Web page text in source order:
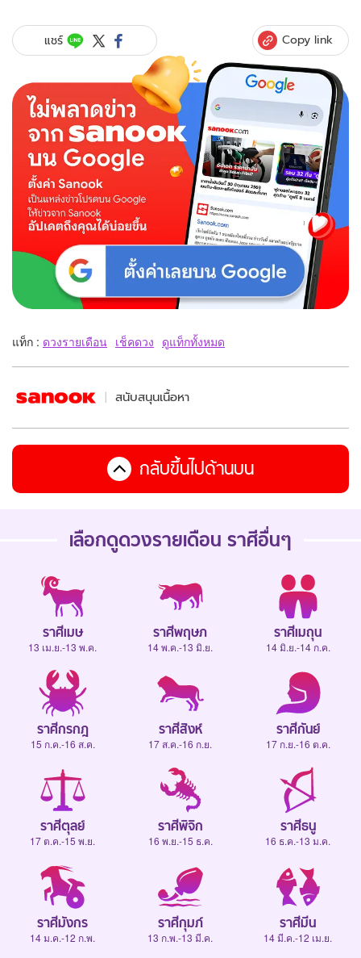
แชร์ Copy link
แท็ก : ดวงรายเดือน เช็คดวง ดูแท็กทั้งหมด
สนับสนุนเนื้อหา
กลับขึ้นไปด้านบน
เลือกดูดวงรายเดือน ราศีอื่นๆ
ราศีเมษ
13 เม.ย.-13 พ.ค.
ราศีพฤษภ
14 พ.ค.-13 มิ.ย.
ราศีเมถุน
14 มิ.ย.-14 ก.ค.
ราศีกรกฎ
15 ก.ค.-16 ส.ค.
ราศีสิงห์
17 ส.ค.-16 ก.ย.
ราศีกันย์
17 ก.ย.-16 ต.ค.
ราศีตุลย์
17 ต.ค.-15 พ.ย.
ราศีพิจิก
16 พ.ย.-15 ธ.ค.
ราศีธนู
16 ธ.ค.-13 ม.ค.
ราศีมังกร
14 ม.ค.-12 ก.พ.
ราศีกุมภ์
13 ก.พ.-13 มี.ค.
ราศีมีน
14 มี.ค.-12 เม.ย.